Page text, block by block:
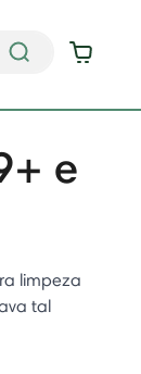
e
limpeza
tal